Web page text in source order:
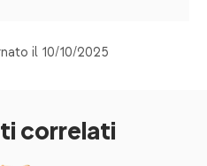
il 10/10/2025
correlati